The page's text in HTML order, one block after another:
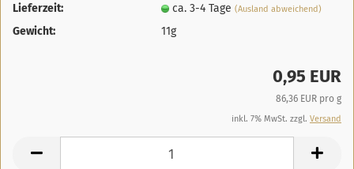
Lieferzeit: ca. 3-4 Tage(Ausland abweichend)
Gewicht: 11g
0,95 EUR
86,36 EUR pro g
inkl. 7% MwSt. zzgl. Versand